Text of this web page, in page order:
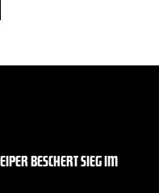
BESCHERT SIEG IM